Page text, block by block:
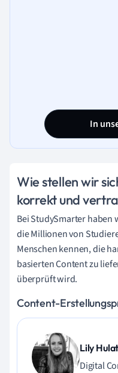
In
Wie stellen wir
korrekt und
Bei StudySmarter
die Millionen von
Menschen kennen, die
basierten Content zu
überprüft wird.
Content-
Lily
Digital